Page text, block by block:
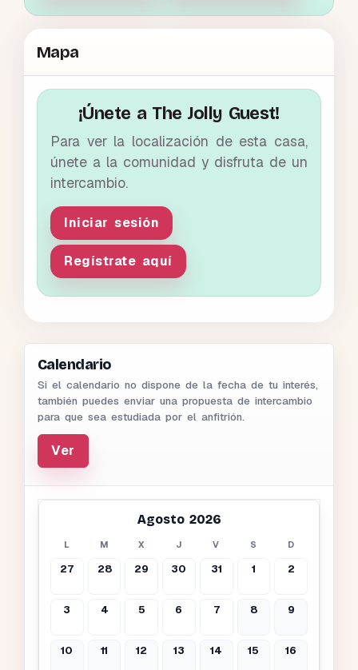
Mapa
¡Únete a The Jolly Guest!
Para ver la localización de esta casa,
únete a la comunidad y disfruta de un
intercambio.
Iniciar sesión
Regístrate aquí
Calendario
Si el calendario no dispone de la fecha de tu interés,
también puedes enviar una propuesta de intercambio
para que sea estudiada por el anfitrión.
Ver
Agosto 2026
L M X J V S D
27 28 29 30 31 1 2
3 4 5 6 7 8 9
10 11 12 13 14 15 16